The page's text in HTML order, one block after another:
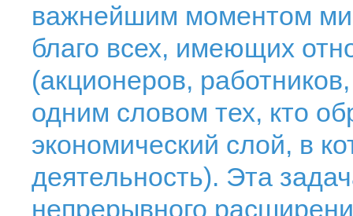
важнейшим моментом
благо всех, имеющих
(акционеров,
одним словом тех, кто
экономический слой, в
деятельность). Эта
непрерывного